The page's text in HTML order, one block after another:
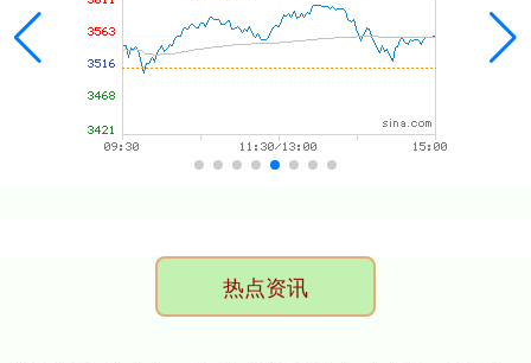
热点资讯